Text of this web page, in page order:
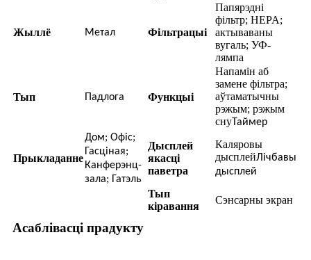
Жыллё Метал Фільтрацыі
Папярэдні
фільтр; HEPA;
актываваны
вугаль; УФ-
лямпа
Тып Падлога Функцыі
Напамін аб
замене фільтра;
аўтаматычны
рэжым; рэжым
снуТаймер
Прыкладанне
Дом; Офіс;
Гасціная;
Канферэнц-
зала; Гатэль
Дысплей
якасці
паветра
Каляровы
дысплейЛічбавы
дысплей
Тып
кіравання
Сэнсарны экран
Асаблівасці прадукту